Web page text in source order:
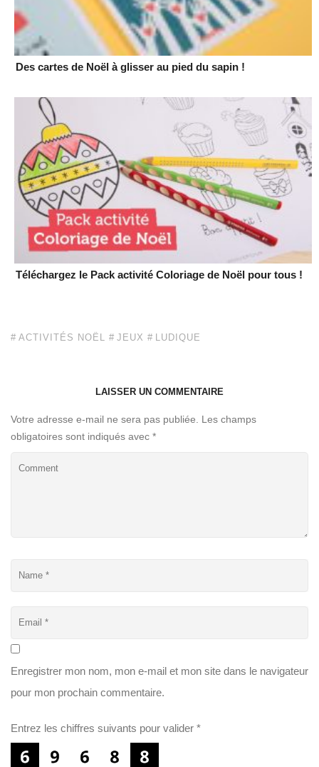
Des cartes de Noël à glisser au pied du sapin !
Téléchargez le Pack activité Coloriage de Noël pour tous !
ACTIVITÉS NOËL JEUX LUDIQUE
LAISSER UN COMMENTAIRE
Votre adresse e-mail ne sera pas publiée.
Les champs
obligatoires sont indiqués avec *
Enregistrer mon nom, mon e-mail et mon site dans le navigateur
pour mon prochain commentaire.
Entrez les chiffres suivants pour valider *